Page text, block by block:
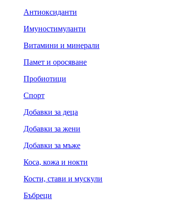
Антиоксиданти
Имуностимуланти
Витамини и минерали
Памет и оросяване
Пробиотици
Спорт
Добавки за деца
Добавки за жени
Добавки за мъже
Коса, кожа и нокти
Кости, стави и мускули
Бъбреци